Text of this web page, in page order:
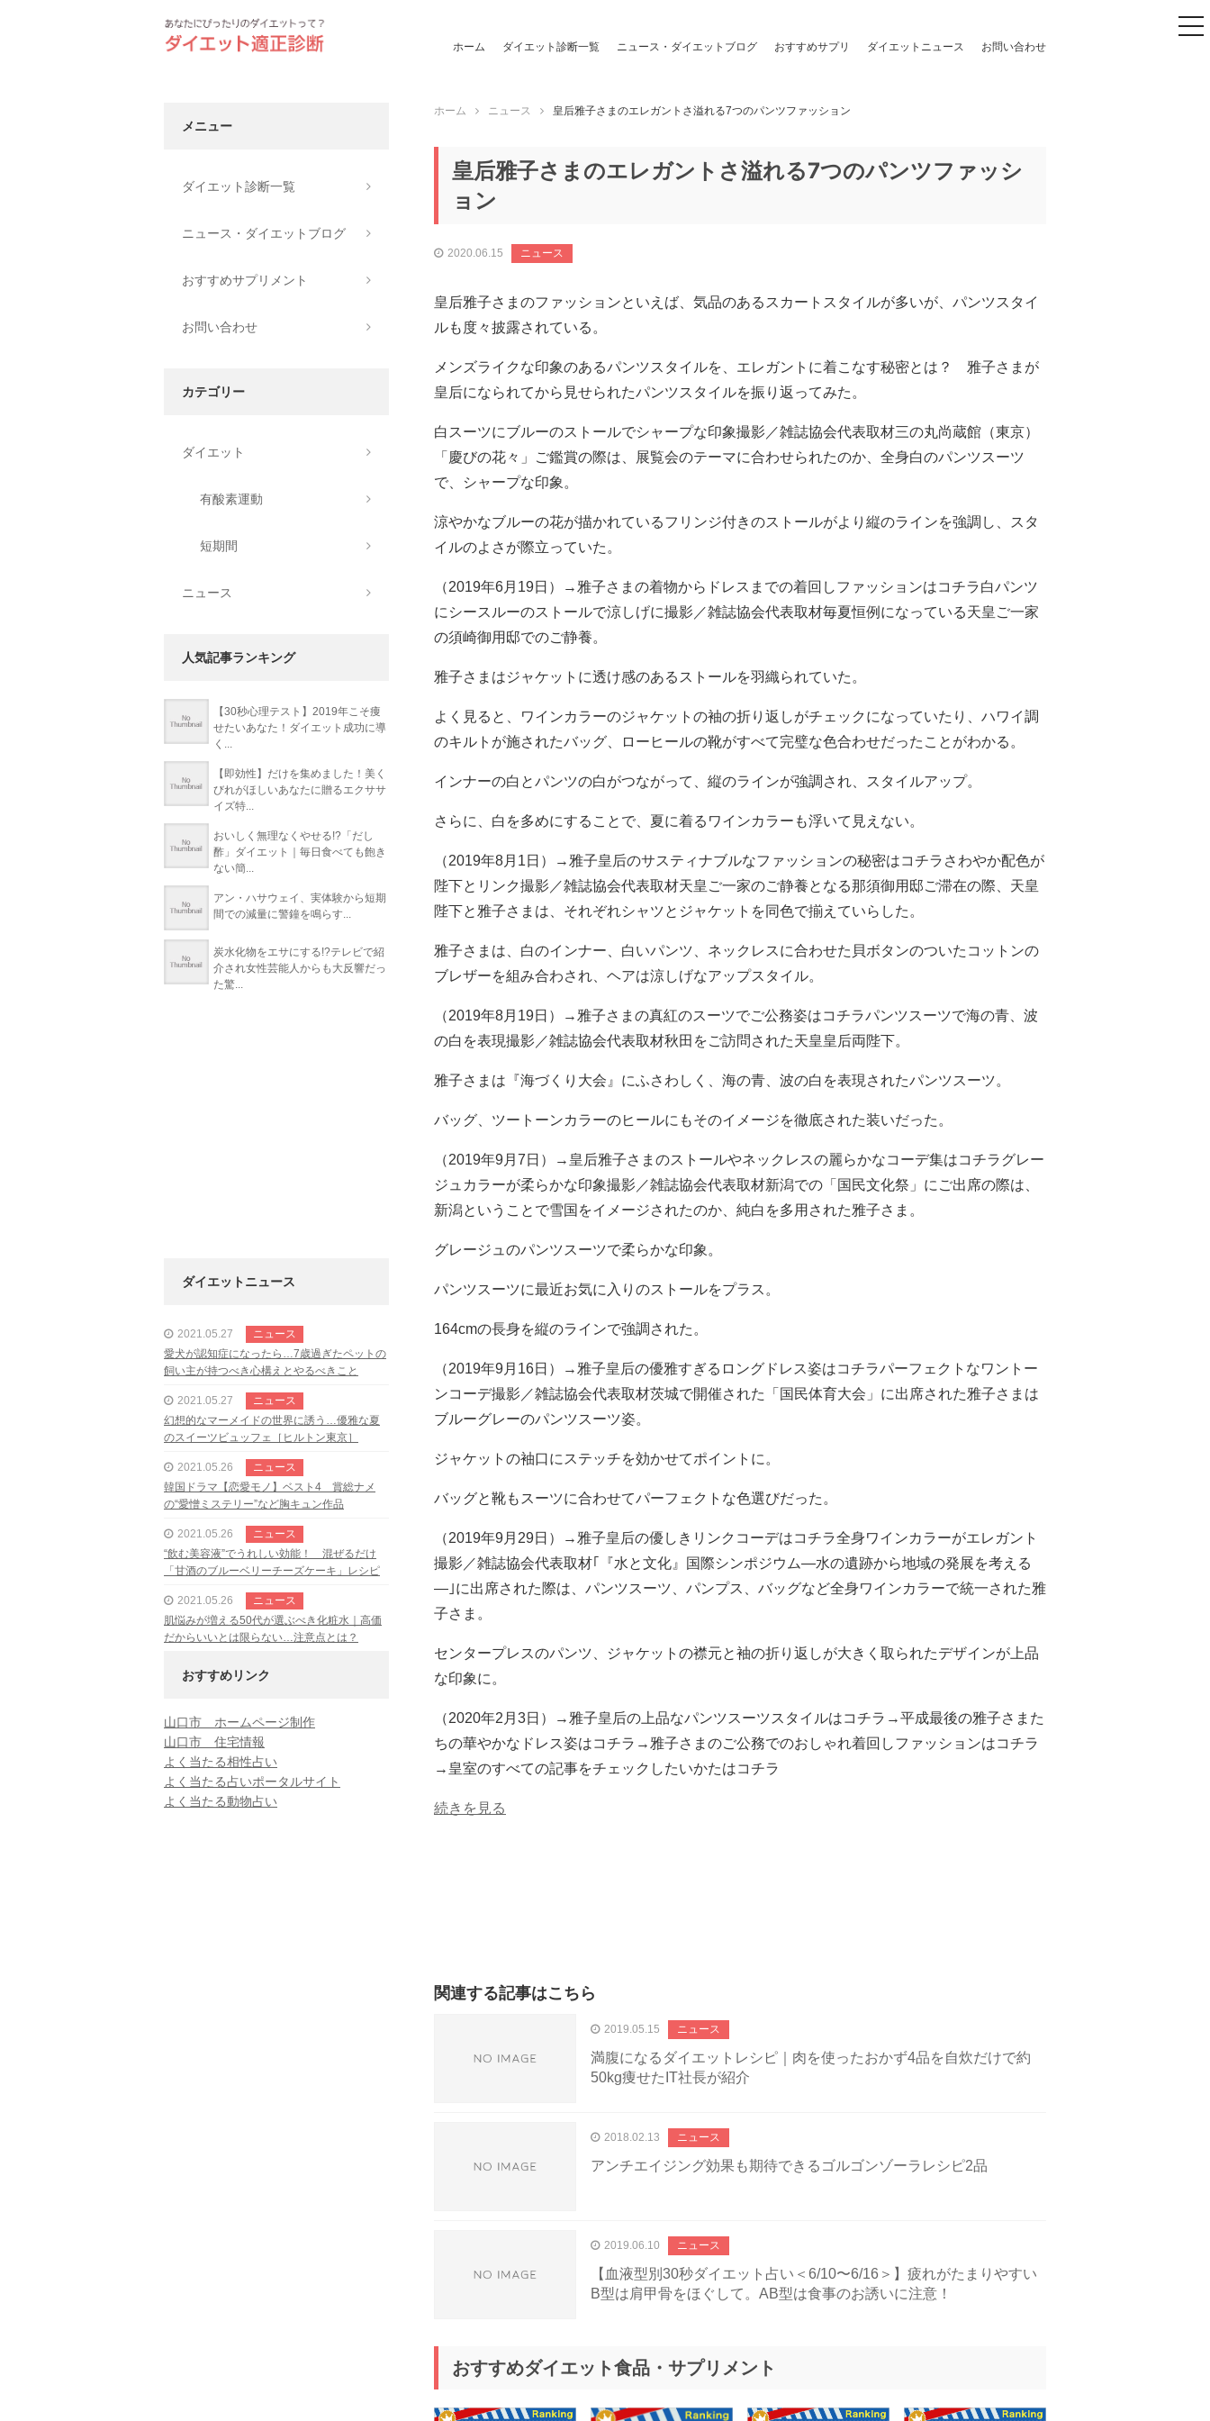
ホーム ダイエット診断一覧 ニュース・ダイエットブログ おすすめサプリ ダイエットニュース お問い合わせ
ホーム ニュース 皇后雅子さまのエレガントさ溢れる7つのパンツファッション
皇后雅子さまのエレガントさ溢れる7つのパンツファッシ
ョン
2020.06.15 ニュース
皇后雅子さまのファッションといえば、気品のあるスカートスタイルが多いが、パンツスタイ
ルも度々披露されている。
メンズライクな印象のあるパンツスタイルを、エレガントに着こなす秘密とは？ 雅子さまが
皇后になられてから見せられたパンツスタイルを振り返ってみた。
白スーツにブルーのストールでシャープな印象撮影／雑誌協会代表取材三の丸尚蔵館（東京）
「慶びの花々」ご鑑賞の際は、展覧会のテーマに合わせられたのか、全身白のパンツスーツ
で、シャープな印象。
涼やかなブルーの花が描かれているフリンジ付きのストールがより縦のラインを強調し、スタ
イルのよさが際立っていた。
（2019年6月19日）→雅子さまの着物からドレスまでの着回しファッションはコチラ白パンツ
にシースルーのストールで涼しげに撮影／雑誌協会代表取材毎夏恒例になっている天皇ご一家
の須崎御用邸でのご静養。
雅子さまはジャケットに透け感のあるストールを羽織られていた。
よく見ると、ワインカラーのジャケットの袖の折り返しがチェックになっていたり、ハワイ調
のキルトが施されたバッグ、ローヒールの靴がすべて完璧な色合わせだったことがわかる。
インナーの白とパンツの白がつながって、縦のラインが強調され、スタイルアップ。
さらに、白を多めにすることで、夏に着るワインカラーも浮いて見えない。
（2019年8月1日）→雅子皇后のサスティナブルなファッションの秘密はコチラさわやか配色が
陛下とリンク撮影／雑誌協会代表取材天皇ご一家のご静養となる那須御用邸ご滞在の際、天皇
陛下と雅子さまは、それぞれシャツとジャケットを同色で揃えていらした。
雅子さまは、白のインナー、白いパンツ、ネックレスに合わせた貝ボタンのついたコットンの
ブレザーを組み合わされ、ヘアは涼しげなアップスタイル。
（2019年8月19日）→雅子さまの真紅のスーツでご公務姿はコチラパンツスーツで海の青、波
の白を表現撮影／雑誌協会代表取材秋田をご訪問された天皇皇后両陛下。
雅子さまは『海づくり大会』にふさわしく、海の青、波の白を表現されたパンツスーツ。
バッグ、ツートーンカラーのヒールにもそのイメージを徹底された装いだった。
（2019年9月7日）→皇后雅子さまのストールやネックレスの麗らかなコーデ集はコチラグレー
ジュカラーが柔らかな印象撮影／雑誌協会代表取材新潟での「国民文化祭」にご出席の際は、
新潟ということで雪国をイメージされたのか、純白を多用された雅子さま。
グレージュのパンツスーツで柔らかな印象。
パンツスーツに最近お気に入りのストールをプラス。
164cmの長身を縦のラインで強調された。
（2019年9月16日）→雅子皇后の優雅すぎるロングドレス姿はコチラパーフェクトなワントー
ンコーデ撮影／雑誌協会代表取材茨城で開催された「国民体育大会」に出席された雅子さまは
ブルーグレーのパンツスーツ姿。
ジャケットの袖口にステッチを効かせてポイントに。
バッグと靴もスーツに合わせてパーフェクトな色選びだった。
（2019年9月29日）→雅子皇后の優しきリンクコーデはコチラ全身ワインカラーがエレガント
撮影／雑誌協会代表取材｢『水と文化』国際シンポジウム―水の遺跡から地域の発展を考える
―｣に出席された際は、パンツスーツ、パンプス、バッグなど全身ワインカラーで統一された雅
子さま。
センタープレスのパンツ、ジャケットの襟元と袖の折り返しが大きく取られたデザインが上品
な印象に。
（2020年2月3日）→雅子皇后の上品なパンツスーツスタイルはコチラ→平成最後の雅子さまた
ちの華やかなドレス姿はコチラ→雅子さまのご公務でのおしゃれ着回しファッションはコチラ
→皇室のすべての記事をチェックしたいかたはコチラ
続きを見る
関連する記事はこちら
2019.05.15 ニュース
満腹になるダイエットレシピ｜肉を使ったおかず4品を自炊だけで約
50kg痩せたIT社長が紹介
2018.02.13 ニュース
アンチエイジング効果も期待できるゴルゴンゾーラレシピ2品
2019.06.10 ニュース
【血液型別30秒ダイエット占い＜6/10〜6/16＞】疲れがたまりやすい
B型は肩甲骨をほぐして。AB型は食事のお誘いに注意！
おすすめダイエット食品・サプリメント
メニュー
ダイエット診断一覧
ニュース・ダイエットブログ
おすすめサプリメント
お問い合わせ
カテゴリー
ダイエット
有酸素運動
短期間
ニュース
人気記事ランキング
【30秒心理テスト】2019年こそ痩
せたいあなた！ダイエット成功に導
く...
【即効性】だけを集めました！美く
びれがほしいあなたに贈るエクササ
イズ特...
おいしく無理なくやせる!?「だし
酢」ダイエット｜毎日食べても飽き
ない簡...
アン・ハサウェイ、実体験から短期
間での減量に警鐘を鳴らす...
炭水化物をエサにする!?テレビで紹
介され女性芸能人からも大反響だっ
た驚...
ダイエットニュース
2021.05.27
ニュース
愛犬が認知症になったら…7歳過ぎたペットの
飼い主が持つべき心構えとやるべきこと
2021.05.27
ニュース
幻想的なマーメイドの世界に誘う…優雅な夏
のスイーツビュッフェ［ヒルトン東京］
2021.05.26
ニュース
韓国ドラマ【恋愛モノ】ベスト4 賞総ナメ
の“愛憎ミステリー”など胸キュン作品
2021.05.26
ニュース
“飲む美容液”でうれしい効能！ 混ぜるだけ
「甘酒のブルーベリーチーズケーキ」レシピ
2021.05.26
ニュース
肌悩みが増える50代が選ぶべき化粧水｜高価
だからいいとは限らない…注意点とは？
おすすめリンク
山口市 ホームページ制作
山口市 住宅情報
よく当たる相性占い
よく当たる占いポータルサイト
よく当たる動物占い